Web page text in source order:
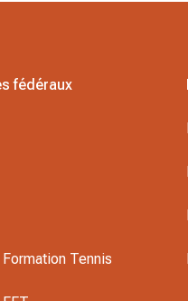
fédéraux
Formation Tennis